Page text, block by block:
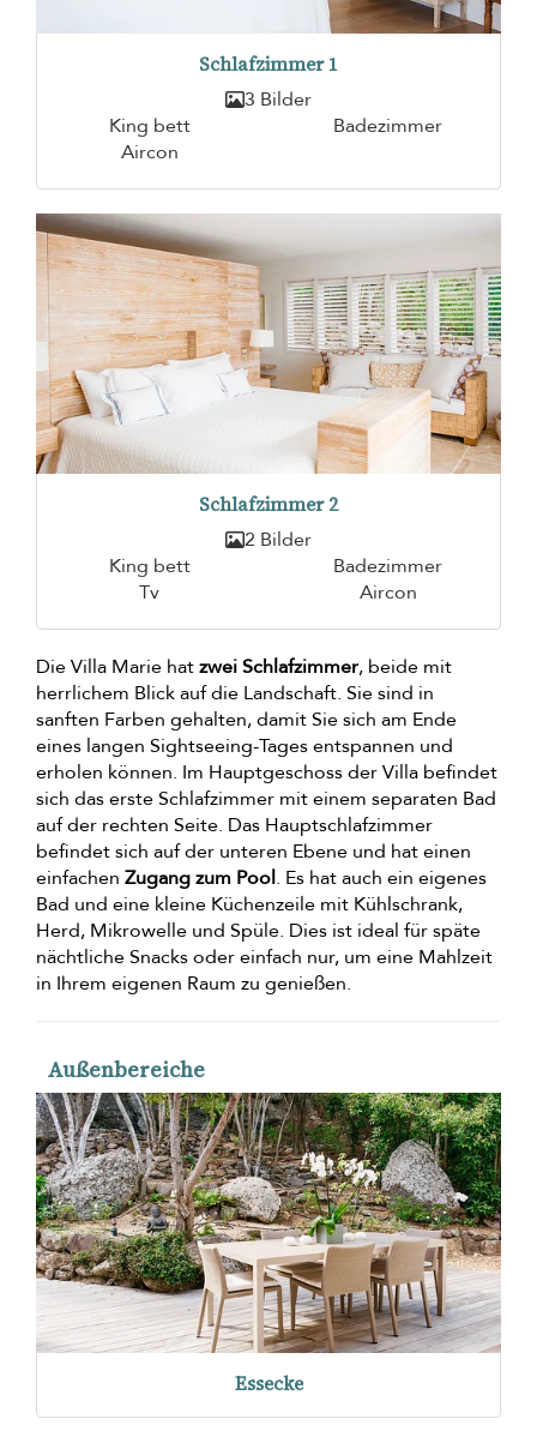
Schlafzimmer 1
3 Bilder
King bett
Badezimmer
Aircon
Schlafzimmer 2
2 Bilder
King bett
Badezimmer
Tv
Aircon
Die Villa Marie hatzwei Schlafzimmer, beide mit
herrlichem Blick auf die Landschaft. Sie sind in
sanften Farben gehalten, damit Sie sich am Ende
eines langen Sightseeing-Tages entspannen und
erholen können. Im Hauptgeschoss der Villa befindet
sich das erste Schlafzimmer mit einem separaten Bad
auf der rechten Seite. Das Hauptschlafzimmer
befindet sich auf der unteren Ebene und hat einen
einfachen Zugang zum Pool. Es hat auch ein eigenes
Bad und eine kleine Küchenzeile mit Kühlschrank,
Herd, Mikrowelle und Spüle. Dies ist ideal für späte
nächtliche Snacks oder einfach nur, um eine Mahlzeit
in Ihrem eigenen Raum zu genießen.
Außenbereiche
Essecke